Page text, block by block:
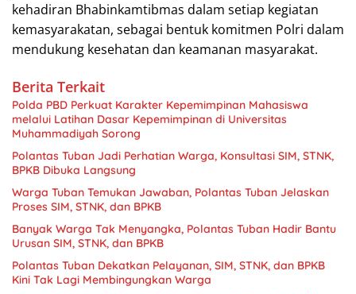
kehadiran Bhabinkamtibmas dalam setiap kegiatan
kemasyarakatan, sebagai bentuk komitmen Polri dalam
mendukung kesehatan dan keamanan masyarakat.
Berita Terkait
Polda PBD Perkuat Karakter Kepemimpinan Mahasiswa
melalui Latihan Dasar Kepemimpinan di Universitas
Muhammadiyah Sorong
Polantas Tuban Jadi Perhatian Warga, Konsultasi SIM, STNK,
BPKB Dibuka Langsung
Warga Tuban Temukan Jawaban, Polantas Tuban Jelaskan
Proses SIM, STNK, dan BPKB
Banyak Warga Tak Menyangka, Polantas Tuban Hadir Bantu
Urusan SIM, STNK, dan BPKB
Polantas Tuban Dekatkan Pelayanan, SIM, STNK, dan BPKB
Kini Tak Lagi Membingungkan Warga